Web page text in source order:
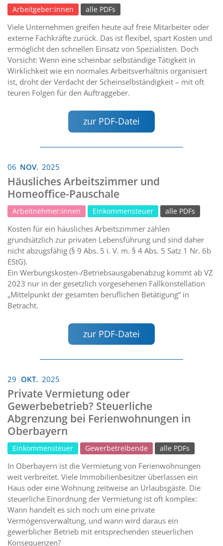
Arbeitgeber:innen alle PDFs
Viele Unternehmen greifen heute auf freie Mitarbeiter oder
externe Fachkräfte zurück. Das ist flexibel, spart Kosten und
ermöglicht den schnellen Einsatz von Spezialisten. Doch
Vorsicht: Wenn eine scheinbar selbständige Tätigkeit in
Wirklichkeit wie ein normales Arbeitsverhältnis organisiert
ist, droht der Verdacht der Scheinselbständigkeit – mit oft
teuren Folgen für den Auftraggeber.
zur PDF-Datei
06 NOV. 2025
Häusliches Arbeitszimmer und
Homeoffice-Pauschale
Arbeitnehmer:innen Einkommensteuer alle PDFs
Kosten für ein häusliches Arbeitszimmer zählen
grundsätzlich zur privaten Lebensführung und sind daher
nicht abzugsfähig (§ 9 Abs. 5 i. V. m. § 4 Abs. 5 Satz 1 Nr. 6b
EStG).
Ein Werbungskosten-/Betriebsausgabenabzug kommt ab VZ
2023 nur in der gesetzlich vorgesehenen Fallkonstellation
„Mittelpunkt der gesamten beruflichen Betätigung“ in
Betracht.
zur PDF-Datei
29 OKT. 2025
Private Vermietung oder
Gewerbebetrieb? Steuerliche
Abgrenzung bei Ferienwohnungen in
Oberbayern
Einkommensteuer Gewerbetreibende alle PDFs
In Oberbayern ist die Vermietung von Ferienwohnungen
weit verbreitet. Viele Immobilienbesitzer überlassen ein
Haus oder eine Wohnung zeitweise an Urlaubsgäste. Die
steuerliche Einordnung der Vermietung ist oft komplex:
Wann handelt es sich noch um eine private
Vermögensverwaltung, und wann wird daraus ein
gewerblicher Betrieb mit entsprechenden steuerlichen
Konsequenzen?